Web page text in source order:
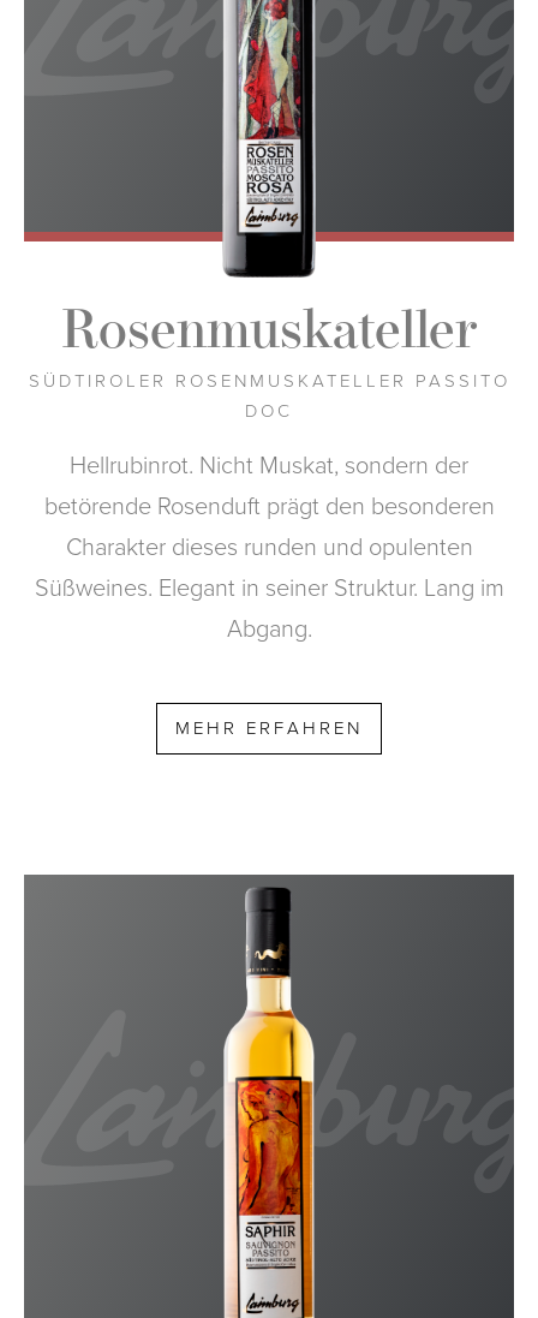
Rosenmuskateller
SÜDTIROLER ROSENMUSKATELLER PASSITO
DOC
Hellrubinrot. Nicht Muskat, sondern der
betörende Rosenduft prägt den besonderen
Charakter dieses runden und opulenten
Süßweines. Elegant in seiner Struktur. Lang im
Abgang.
MEHR ERFAHREN